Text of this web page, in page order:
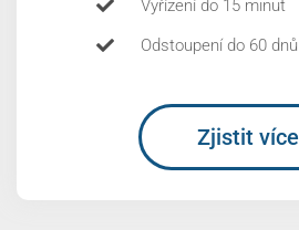
Vyřízení do 15 minut
Odstoupení do 60 dnů
Zjistit více